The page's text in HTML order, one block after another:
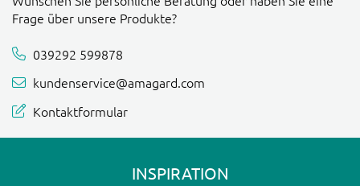
Frage über unsere Produkte?
039292 599878
kundenservice@amagard.com
Kontaktformular
INSPIRATION